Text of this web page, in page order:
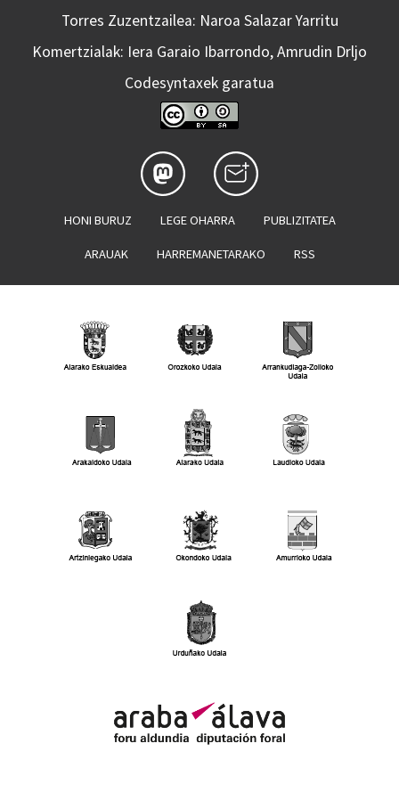
Torres Zuzentzailea: Naroa Salazar Yarritu
Komertzialak: Iera Garaio Ibarrondo, Amrudin Drljo
Codesyntaxek garatua
HONI BURUZ LEGE OHARRA PUBLIZITATEA
ARAUAK HARREMANETARAKO RSS